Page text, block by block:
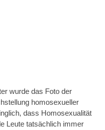
wurde das Foto der
homosexueller
dass Homosexualität
Leute tatsächlich immer